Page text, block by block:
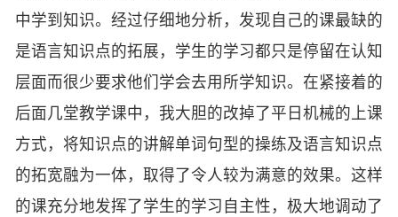
中学到知识。经过仔细地分析，发现自己的课最缺的
是语言知识点的拓展，学生的学习都只是停留在认知
层面而很少要求他们学会去用所学知识。在紧接着的
后面几堂教学课中，我大胆的改掉了平日机械的上课
方式，将知识点的讲解单词句型的操练及语言知识点
的拓宽融为一体，取得了令人较为满意的效果。这样
的课充分地发挥了学生的学习自主性，极大地调动了